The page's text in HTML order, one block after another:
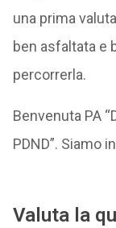
una prima
ben asfaltata e
percorrerla.
Benvenuta PA
PDND”. Siamo
Valuta la